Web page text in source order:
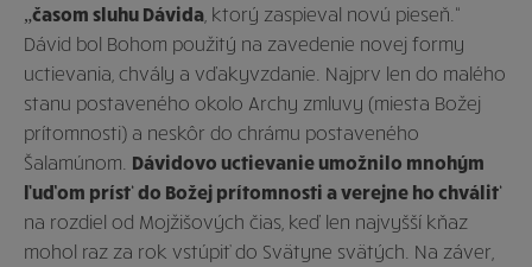
„časom sluhu Dávida , ktorý zaspieval novú pieseň.“
Dávid bol Bohom použitý na zavedenie novej formy
uctievania, chvály a vďakyvzdanie. Najprv len do malého
stanu postaveného okolo Archy zmluvy (miesta Božej
prítomnosti) a neskôr do chrámu postaveného
Šalamúnom. Dávidovo uctievanie umožnilo mnohým
ľuďom prísť do Božej prítomnosti a verejne ho chváliť
na rozdiel od Mojžišových čias, keď len najvyšší kňaz
mohol raz za rok vstúpiť do Svätyne svätých. Na záver,